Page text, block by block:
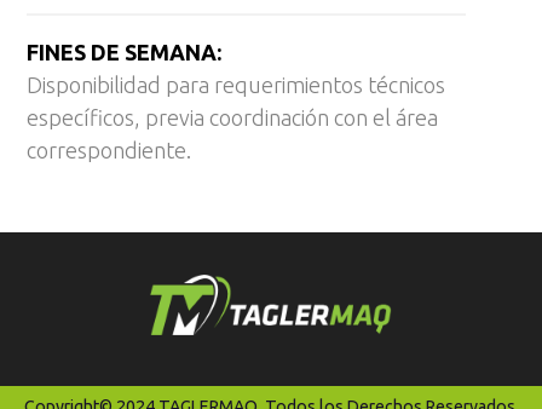
FINES DE SEMANA:
Disponibilidad para requerimientos técnicos
específicos, previa coordinación con el área
correspondiente.